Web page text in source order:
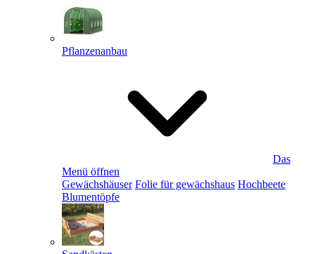
Pflanzenanbau
Das
Menü öffnen
Gewächshäuser Folie für gewächshaus Hochbeete
Blumentöpfe